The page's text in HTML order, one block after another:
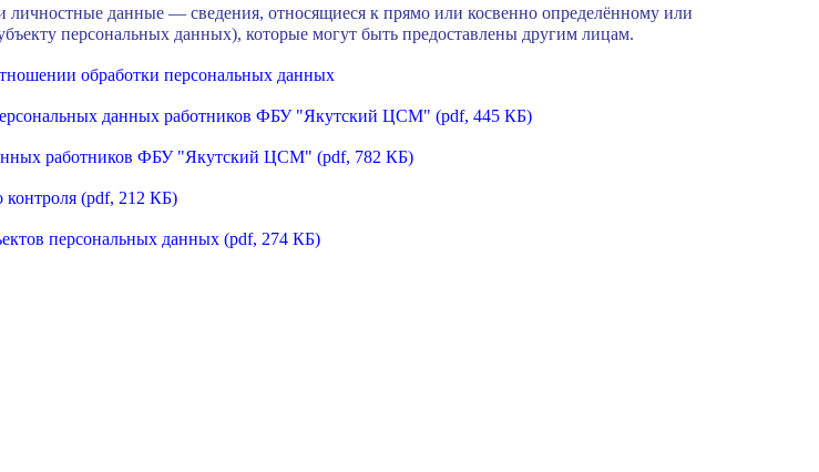
данные — сведения, относящиеся к прямо или косвенно определённому или
персональных данных), которые могут быть предоставлены другим лицам.
обработки персональных данных
данных работников ФБУ "Якутский ЦСМ" (pdf, 445 КБ)
работников ФБУ "Якутский ЦСМ" (pdf, 782 КБ)
контроля(pdf, 212 КБ)
персональных данных (pdf, 274 КБ)